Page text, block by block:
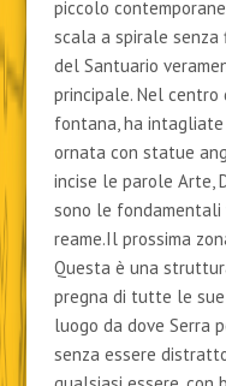
piccolo
scala a spirale senza
del Santuario
principale. Nel centro
fontana, ha
ornata con statue
incise le parole Arte,
sono le
reame.Il prossima
Questa è una
pregna di tutte le
luogo da dove Serra
senza essere